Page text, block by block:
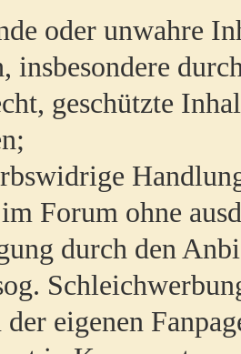
oder unwahre
insbesondere
geschützte
Forum ohne
durch den
eigenen